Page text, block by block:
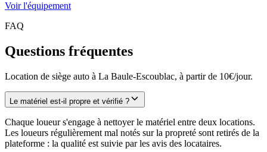
Voir l'équipement
FAQ
Questions fréquentes
Location de siège auto à La Baule-Escoublac, à partir de 10€/jour.
Le matériel est-il propre et vérifié ?
Chaque loueur s'engage à nettoyer le matériel entre deux locations.
Les loueurs régulièrement mal notés sur la propreté sont retirés de la
plateforme : la qualité est suivie par les avis des locataires.